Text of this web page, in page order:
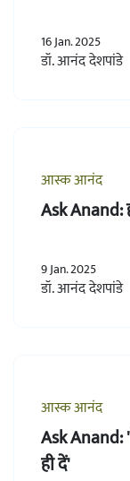
16 Jan. 2025
डॉ. आनंद देशपांडे
आस्क आनंद
Ask Anand:
9 Jan. 2025
डॉ. आनंद देशपांडे
आस्क आनंद
Ask Anand:
ही दें'